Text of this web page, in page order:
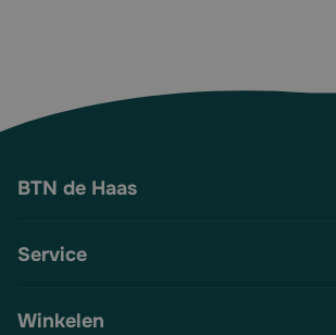
BTN de Haas
Service
Winkelen